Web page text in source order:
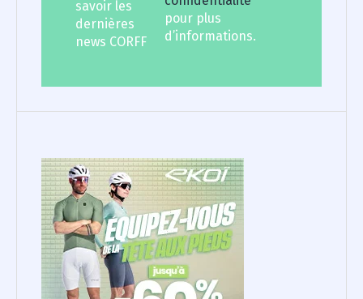
savoir les
dernières
news CORFF
pour plus
d’informations.